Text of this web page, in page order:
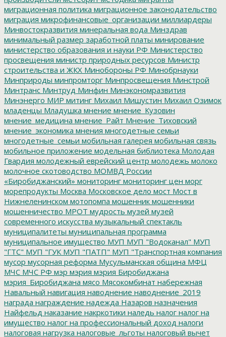
миграционная политика миграционное законодательство
миграция микрофинансовые_организации миллиардеры
Минвостокразвития минеральная вода Минздрав
минимальный размер заработной платы минирование
министерство образования и науки РФ Министерство
просвещения министр природных ресурсов Министр
строительства и ЖКХ Минобороны РФ Минобрнауки
Минприроды минпромторг Минпросвещения Минстрой
Минтранс Минтруд Минфин Минэкономразвития
Минэнерго МИР митинг Михаил Мишустин Михаил Озимок
младенцы Младушка мнение мнение_Кузовин
мнение_медицина мнение_Райт Мнение_Тиховский
мнение_экономика мнения многодетные семьи
многодетные_семьи мобильная галерея мобильная связь
мобильное приложение модельная библиотека Молодая
Гвардия молодежный еврейский центр молодежь молоко
молочное скотоводство МОМВД России
«Биробиджанский» мониторинг мониторинг цен морг
морепродукты Москва Московское дело мост Мост в
Нижнеленинском мотопомпа мошенник мошенники
мошенничество МРОТ мудрость музей музей
современного искусства музыкальный спектакль
муниципалитеты муниципальная программа
муниципальное имущество МУП МУП "Водоканал" МУП
"ГТС" МУП "ГУК МУП "ПАТП" МУП "Транспортная компания
мусор мусорная реформа Мусульманская община МФЦ
МЧС МЧС РФ мэр мэрия мэрия Биробиджана
мэрия_Биробиджана мясо Мясокомбинат набережная
Навальный навигация наводнение наводнение_2019
награда награждение надежда Назаров назначения
Найфельд наказание накркотики наледь налог налог на
имущество налог на профессиональный доход налоги
налоговая нагрузка налоговые_льготы налоговый вычет